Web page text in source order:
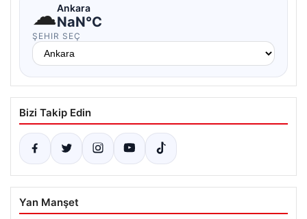
☁Ankara
NaN°C
ŞEHIR SEÇ
Bizi Takip Edin
Yan Manşet